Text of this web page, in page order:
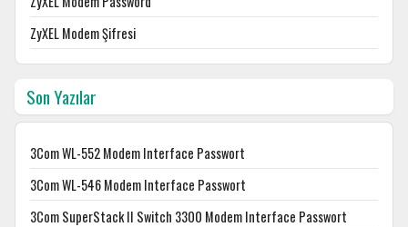
ZyXEL Modem Şifresi
Son Yazılar
3Com WL-552 Modem Interface Passwort
3Com WL-546 Modem Interface Passwort
3Com SuperStack II Switch 3300 Modem Interface Passwort